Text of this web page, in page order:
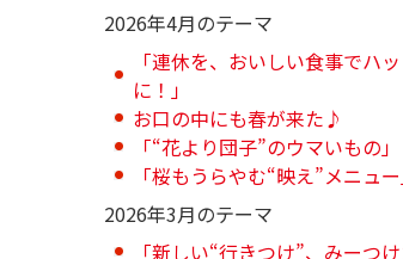
2026年4月のテーマ
「連休を、おいしい食事でハ
に！」
お口の中にも春が来た♪
「“花より団子”のウマいもの」
「桜もうらやむ“映え”メニュー
2026年3月のテーマ
「新しい“行きつけ”、みーつ